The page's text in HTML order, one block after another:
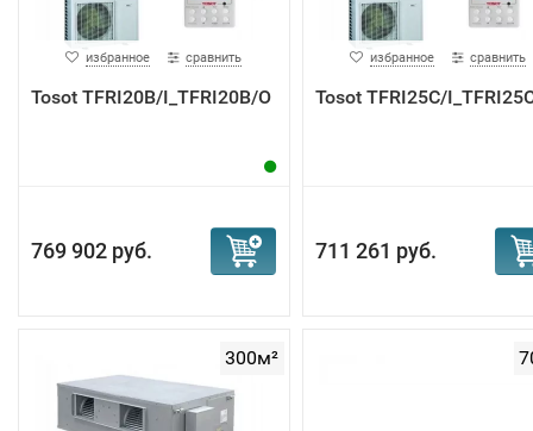
избранное сравнить
Tosot TFRI20B/I_TFRI20B/O
769 902 руб.
избранное сравнить
Tosot TFRI25C/
711 261 руб.
300м²